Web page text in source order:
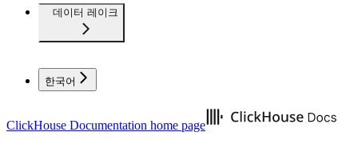
데이터 레이크
한국어
ClickHouse Documentation home page